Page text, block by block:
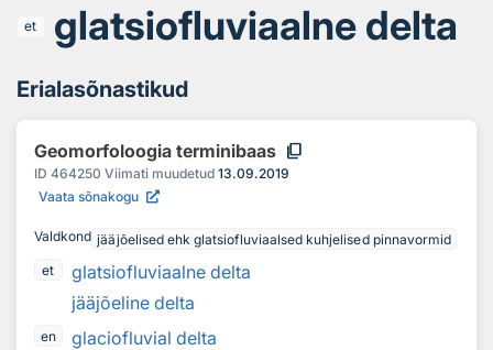
et glatsiofluviaalne delta
Erialasõnastikud
Geomorfoloogia terminibaas content_copy
ID 464250 Viimati muudetud 13.09.2019
Vaata sõnakogu
Valdkond jääjõelised ehk glatsiofluviaalsed kuhjelised pinnavormid
et
glatsiofluviaalne delta
jääjõeline delta
en
glaciofluvial delta